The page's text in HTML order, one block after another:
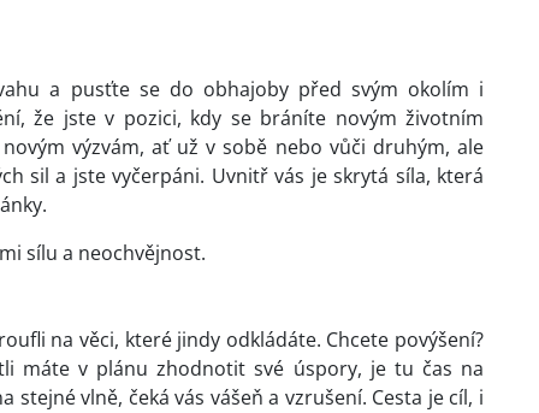
a pusťte se do obhajoby před svým okolím i
že jste v pozici, kdy se bráníte novým životním
výzvám, ať už v sobě nebo vůči druhým, ale
sil a jste vyčerpáni. Uvnitř vás je skrytá síla, která
sílu a neochvějnost.
na věci, které jindy odkládáte. Chcete povýšení?
máte v plánu zhodnotit své úspory, je tu čas na
vlně, čeká vás vášeň a vzrušení. Cesta je cíl, i